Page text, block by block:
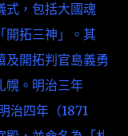
式，包括大國魂
開拓三神」。其
及開拓判官島義勇
幌。明治三年
治四年（1871